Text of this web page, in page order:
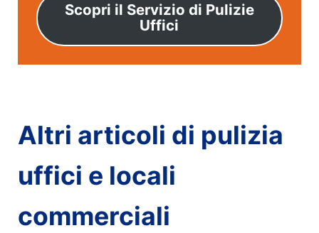
Scopri il Servizio di Pulizie
Uffici
Altri articoli di pulizia
uffici e locali
commerciali